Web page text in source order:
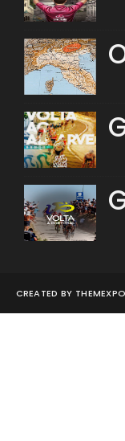
CREATED BY